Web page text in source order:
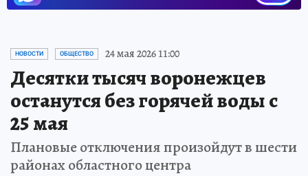
НОВОСТИ ОБЩЕСТВО 24 мая 2026 11:00
Десятки тысяч воронежцев
останутся без горячей воды с
25 мая
Плановые отключения произойдут в шести
районах областного центра